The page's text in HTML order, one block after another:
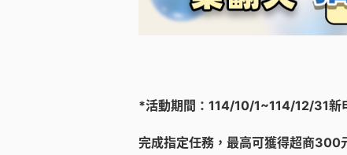
*活動期間：114/10/1~114/12/31新
完成指定任務 ，最高可獲得超商300